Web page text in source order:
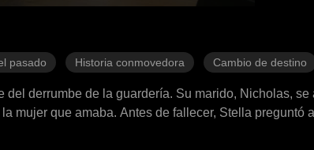
pasado Historia conmovedora Cambio de destino
derrumbe de la guardería. Su marido, Nicholas, se
mujer que amaba. Antes de fallecer, Stella preguntó